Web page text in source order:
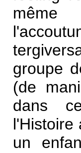
groupe
(de
dans
l'Histoire
un